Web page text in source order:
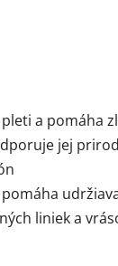
a pomáha
jej
liniek a